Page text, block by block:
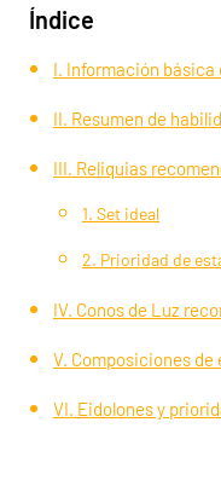
Índice
I. Información básica
II. Resumen de
III. Reliquias
1. Set ideal
2. Prioridad de
IV. Conos de Luz
V. Composiciones
VI. Eidolones y